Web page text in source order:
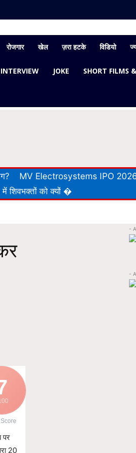
रोजगार खेल ज़रा हटके विडियो
JOKE SHORT FILMS
MV Electrosystems IPO
शिवभक्तों को क्यों �
पर
20
-
-